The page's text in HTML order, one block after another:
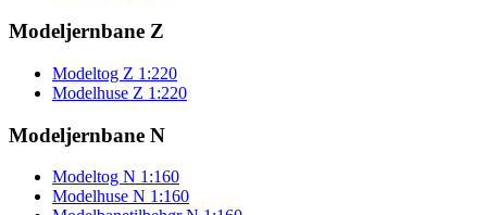
Modeljernbane Z
Modeltog Z 1:220
Modelhuse Z 1:220
Modeljernbane N
Modeltog N 1:160
Modelhuse N 1:160